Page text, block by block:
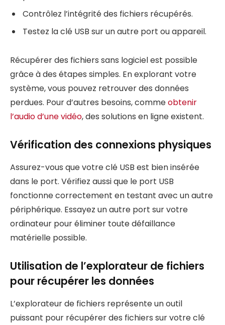
Contrôlez l’intégrité des fichiers récupérés.
Testez la clé USB sur un autre port ou appareil.
Récupérer des fichiers sans logiciel est possible
grâce à des étapes simples. En explorant votre
système, vous pouvez retrouver des données
perdues. Pour d’autres besoins, commeobtenir
l’audio d’une vidéo, des solutions en ligne existent.
Vérification des connexions physiques
Assurez-vous que votre clé USB est bien insérée
dans le port. Vérifiez aussi que le port USB
fonctionne correctement en testant avec un autre
périphérique. Essayez un autre port sur votre
ordinateur pour éliminer toute défaillance
matérielle possible.
Utilisation de l’explorateur de fichiers
pour récupérer les données
L’explorateur de fichiers représente un outil
puissant pour récupérer des fichiers sur votre clé